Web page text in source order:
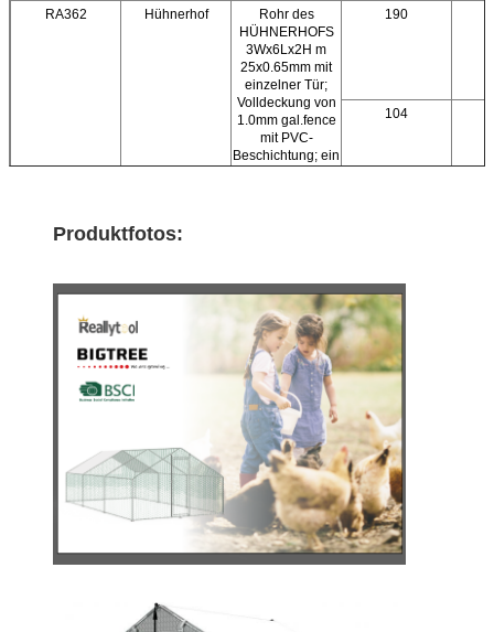
RA362 Hühnerhof
Rohr des
HÜHNERHOFS
3Wx6Lx2H m
25x0.65mm mit
einzelner Tür;
Volldeckung von
1.0mm gal.fence
mit PVC-
Beschichtung; ein
190
104
einzelner Tür;
Volldeckung von
1.0mm gal.fence
mit PVC-
Beschichtung;
Abschnitt zwei
von
Sonnenschutz
104
64
Produktfotos: